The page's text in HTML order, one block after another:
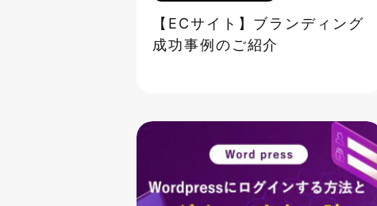
【ECサイト】ブランディング
成功事例のご紹介